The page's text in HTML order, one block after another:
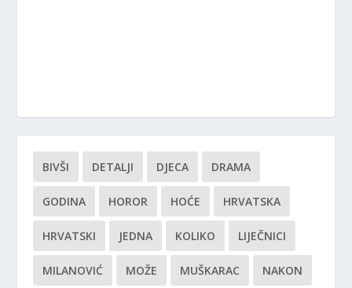
BIVŠI DETALJI DJECA DRAMA
GODINA HOROR HOĆE HRVATSKA
HRVATSKI JEDNA KOLIKO LIJEČNICI
MILANOVIĆ MOŽE MUŠKARAC NAKON